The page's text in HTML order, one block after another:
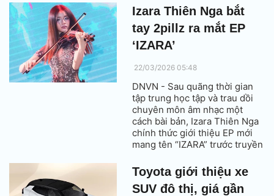
trong kỷ nguyên xe điện.
Izara Thiên Nga bắt
tay 2pillz ra mắt EP
‘IZARA’
22/03/2026 05:48
DNVN - Sau quãng thời gian
tập trung học tập và trau dồi
chuyên môn âm nhạc một
cách bài bản, Izara Thiên Nga
chính thức giới thiệu EP mới
mang tên “IZARA” trước truyền
giới thiệu nghệ danh mới của
mình - Izara Thiên Nga.
Toyota giới thiệu xe
SUV đô thị, giá gần